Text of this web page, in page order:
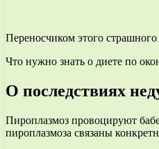
Переносчиком этого
Что нужно знать о диете по
О последствиях
Пироплазмоз провоцируют
пироплазмоза связаны